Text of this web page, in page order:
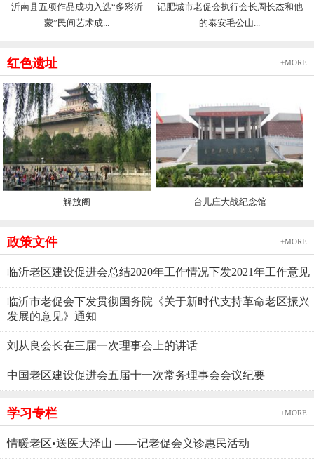
沂南县五项作品成功入选“多彩沂
蒙”民间艺术成...
记肥城市老促会执行会长周长杰和他
的泰安毛公山...
红色遗址 +MORE
解放阁 台儿庄大战纪念馆
政策文件 +MORE
临沂老区建设促进会总结2020年工作情况下发2021年工作意见
临沂市老促会下发贯彻国务院《关于新时代支持革命老区振兴
发展的意见》通知
刘从良会长在三届一次理事会上的讲话
中国老区建设促进会五届十一次常务理事会会议纪要
学习专栏 +MORE
情暖老区•送医大泽山 ——记老促会义诊惠民活动